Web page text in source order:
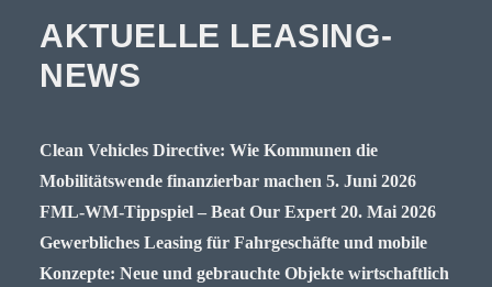
AKTUELLE LEASING-
NEWS
Clean Vehicles Directive: Wie Kommunen die
Mobilitätswende finanzierbar machen 5. Juni 2026
FML-WM-Tippspiel – Beat Our Expert 20. Mai 2026
Gewerbliches Leasing für Fahrgeschäfte und mobile
Konzepte: Neue und gebrauchte Objekte wirtschaftlich